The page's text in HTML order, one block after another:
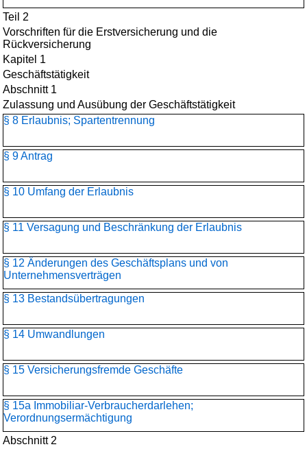
Teil 2
Vorschriften für die Erstversicherung und die
Rückversicherung
Kapitel 1
Geschäftstätigkeit
Abschnitt 1
Zulassung und Ausübung der Geschäftstätigkeit
§ 8 Erlaubnis; Spartentrennung
§ 9 Antrag
§ 10 Umfang der Erlaubnis
§ 11 Versagung und Beschränkung der Erlaubnis
§ 12 Änderungen des Geschäftsplans und von
Unternehmensverträgen
§ 13 Bestandsübertragungen
§ 14 Umwandlungen
§ 15 Versicherungsfremde Geschäfte
§ 15a Immobiliar-Verbraucherdarlehen;
Verordnungsermächtigung
Abschnitt 2